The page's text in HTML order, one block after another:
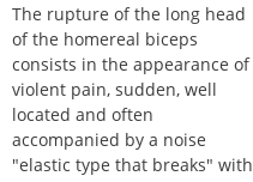
The rupture of the long head
of the homereal biceps
consists in the appearance of
violent pain, sudden, well
located and often
accompanied by a noise
"elastic type that breaks" with